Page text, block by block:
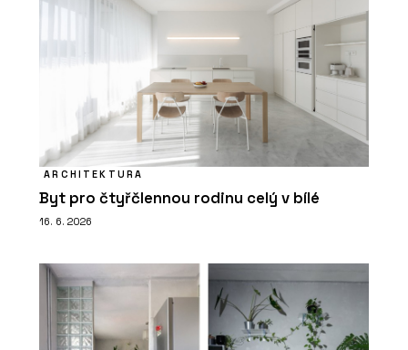
ARCHITEKTURA
Byt pro čtyřčlennou rodinu celý v bílé
16. 6. 2026